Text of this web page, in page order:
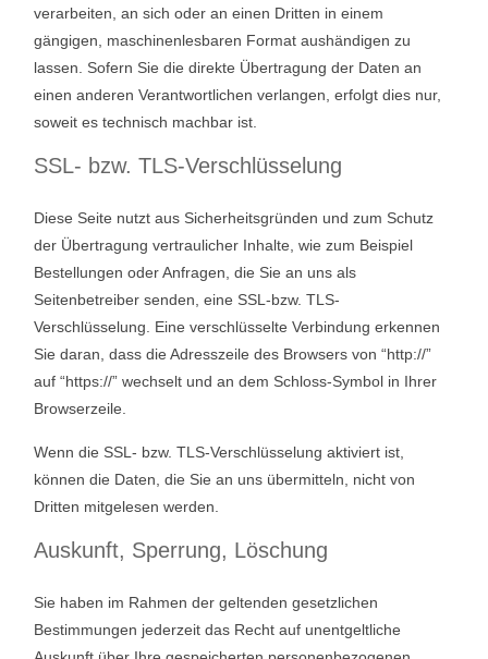
verarbeiten, an sich oder an einen Dritten in einem
gängigen, maschinenlesbaren Format aushändigen zu
lassen. Sofern Sie die direkte Übertragung der Daten an
einen anderen Verantwortlichen verlangen, erfolgt dies nur,
soweit es technisch machbar ist.
SSL- bzw. TLS-Verschlüsselung
Diese Seite nutzt aus Sicherheitsgründen und zum Schutz
der Übertragung vertraulicher Inhalte, wie zum Beispiel
Bestellungen oder Anfragen, die Sie an uns als
Seitenbetreiber senden, eine SSL-bzw. TLS-
Verschlüsselung. Eine verschlüsselte Verbindung erkennen
Sie daran, dass die Adresszeile des Browsers von “http://”
auf “https://” wechselt und an dem Schloss-Symbol in Ihrer
Browserzeile.
Wenn die SSL- bzw. TLS-Verschlüsselung aktiviert ist,
können die Daten, die Sie an uns übermitteln, nicht von
Dritten mitgelesen werden.
Auskunft, Sperrung, Löschung
Sie haben im Rahmen der geltenden gesetzlichen
Bestimmungen jederzeit das Recht auf unentgeltliche